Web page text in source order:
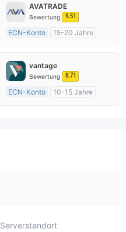
AVATRADE
Bewertung 9.51
ECN-Konto
15-20 Jahre
Market Making (MM)
MT4-Volllizenz
vantage
Bewertung 8.71
ECN-Konto
10-15 Jahre
Serverstandort